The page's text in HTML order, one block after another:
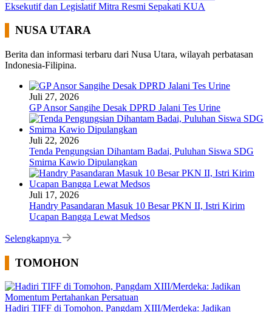
Eksekutif dan Legislatif Mitra Resmi Sepakati KUA
NUSA UTARA
Berita dan informasi terbaru dari Nusa Utara, wilayah perbatasan
Indonesia-Filipina.
Juli 27, 2026
GP Ansor Sangihe Desak DPRD Jalani Tes Urine
Juli 22, 2026
Tenda Pengungsian Dihantam Badai, Puluhan Siswa SDG
Smirna Kawio Dipulangkan
Juli 17, 2026
Handry Pasandaran Masuk 10 Besar PKN II, Istri Kirim
Ucapan Bangga Lewat Medsos
Selengkapnya
TOMOHON
Hadiri TIFF di Tomohon, Pangdam XIII/Merdeka: Jadikan